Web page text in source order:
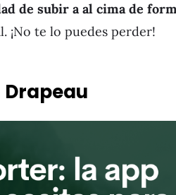
de subir a al cima de
¡No te lo puedes perder!
Drapeau